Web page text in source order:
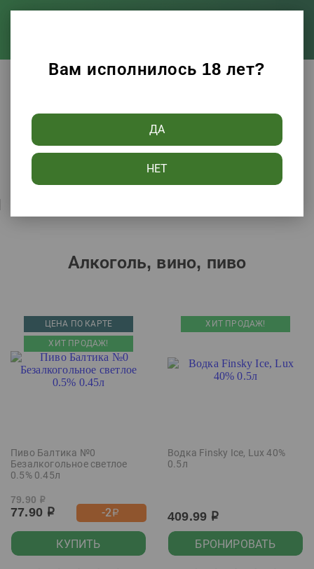
Вам исполнилось 18 лет?
ДА
НЕТ
Сортировать по:
Алкоголь, вино, пиво
ЦЕНА ПО КАРТЕ
ХИТ ПРОДАЖ!
Пиво Балтика №0
Безалкогольное светлое
0.5% 0.45л
79.90 р
77.90 р -2р
КУПИТЬ
ХИТ ПРОДАЖ!
Водка Finsky Ice, Lux 40%
0.5л
409.99 р
БРОНИРОВАТЬ